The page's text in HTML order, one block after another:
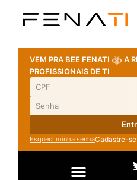
VEM PRA BEE FENATI
A
PROFISSIONAIS DE TI
Esqueci minha senhaCadastre-se